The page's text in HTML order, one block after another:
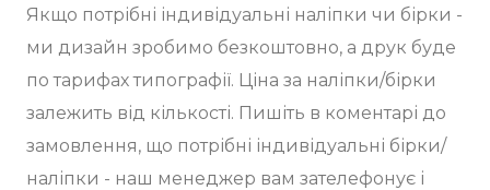
Якщо потрібні індивідуальні наліпки чи бірки -
ми дизайн зробимо безкоштовно, а друк буде
по тарифах типографії. Ціна за наліпки/бірки
залежить від кількості. Пишіть в коментарі до
замовлення, що потрібні індивідуальні бірки/
наліпки - наш менеджер вам зателефонує і